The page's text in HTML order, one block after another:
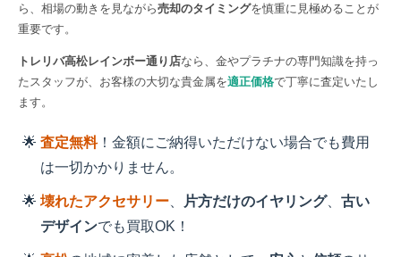
ら、相場の動きを見ながら売却のタイミングを慎重に見極めることが
重要です。
トレリバ高松レインボー通り店なら、金やプラチナの専門知識を持っ
たスタッフが、お客様の大切な貴金属を適正価格で丁寧に査定いたし
ます。
査定無料！金額にご納得いただけない場合でも費用
は一切かかりません。
壊れたアクセサリー 片方だけのイヤリング、 古い
デザインでも買取OK！